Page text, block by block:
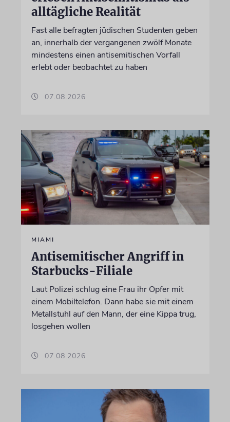
alltägliche Realität
Fast alle befragten jüdischen Studenten geben
an, innerhalb der vergangenen zwölf Monate
mindestens einen antisemitischen Vorfall
erlebt oder beobachtet zu haben
07.08.2026
MIAMI
Antisemitischer Angriff in
Starbucks-Filiale
Laut Polizei schlug eine Frau ihr Opfer mit
einem Mobiltelefon. Dann habe sie mit einem
Metallstuhl auf den Mann, der eine Kippa trug,
losgehen wollen
07.08.2026